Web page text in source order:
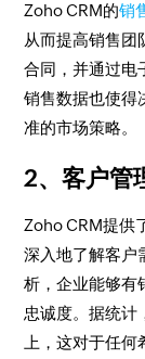
Zoho CRM的销
从而提高销售团
合同，并通过电
销售数据也使得
准的市场策略。
2、客户管
Zoho CRM提供
深入地了解客户
析，企业能够有
忠诚度。据统计
上，这对于任